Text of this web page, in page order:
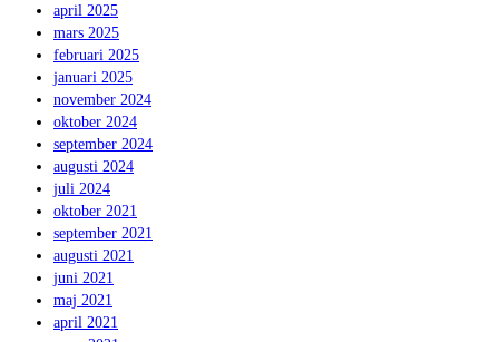
april 2025
mars 2025
februari 2025
januari 2025
november 2024
oktober 2024
september 2024
augusti 2024
juli 2024
oktober 2021
september 2021
augusti 2021
juni 2021
maj 2021
april 2021